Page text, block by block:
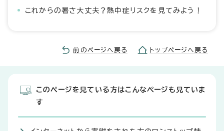
これからの暑さ大丈夫？熱中症リスクを見てみよう！
前のページへ戻る トップページへ戻る
このページを見ている方はこんなページも見ていま
す